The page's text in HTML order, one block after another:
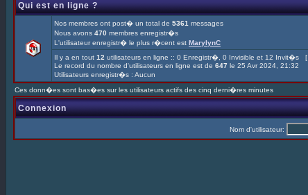
Qui est en ligne ?
Nos membres ont post� un total de 5361 messages
Nous avons 470 membres enregistr�s
L'utilisateur enregistr� le plus r�cent est MarylynC
Il y a en tout 12 utilisateurs en ligne :: 0 Enregistr�, 0 Invisible et 12 Invit�s [
Le record du nombre d'utilisateurs en ligne est de 647 le 25 Avr 2024, 21:32
Utilisateurs enregistr�s : Aucun
Ces donn�es sont bas�es sur les utilisateurs actifs des cinq derni�res minutes
Connexion
Nom d'utilisateur: